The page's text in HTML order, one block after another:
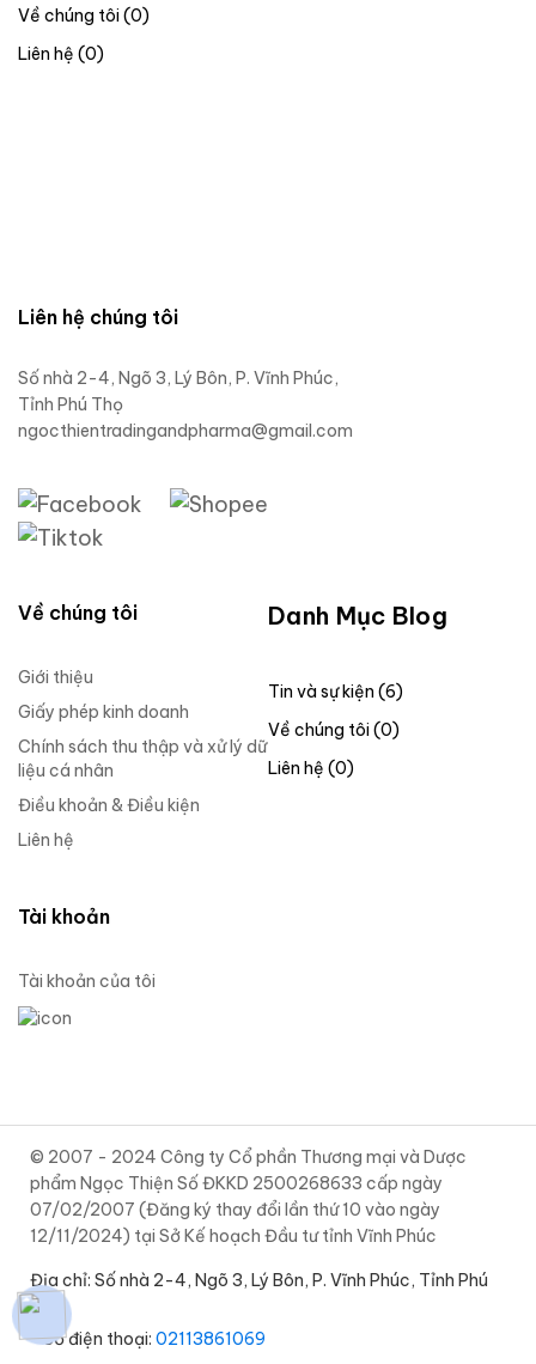
Về chúng tôi (0)
Liên hệ (0)
Liên hệ chúng tôi
Số nhà 2-4, Ngõ 3, Lý Bôn, P. Vĩnh Phúc,
Tỉnh Phú Thọ
ngocthientradingandpharma@gmail.com
Về chúng tôi
Giới thiệu
Giấy phép kinh doanh
Chính sách thu thập và xử lý dữ
liệu cá nhân
Điều khoản & Điều kiện
Liên hệ
Danh Mục Blog
Tin và sự kiện (6)
Về chúng tôi (0)
Liên hệ (0)
Tài khoản
Tài khoản của tôi
© 2007 - 2024 Công ty Cổ phần Thương mại và Dược
phẩm Ngọc Thiện Số ĐKKD 2500268633 cấp ngày
07/02/2007 (Đăng ký thay đổi lần thứ 10 vào ngày
12/11/2024) tại Sở Kế hoạch Đầu tư tỉnh Vĩnh Phúc
Địa chỉ: Số nhà 2-4, Ngõ 3, Lý Bôn, P. Vĩnh Phúc, Tỉnh Phú
Thọ
• Số điện thoại: 02113861069